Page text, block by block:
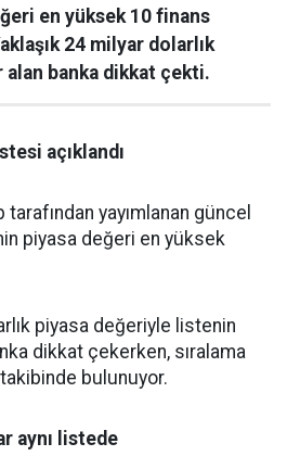
en yüksek 10 finans
24 milyar dolarlık
banka dikkat çekti.
açıklandı
yayımlanan güncel
piyasa değeri en yüksek
piyasa değeriyle listenin
dikkat çekerken, sıralama
takibinde bulunuyor.
aynı listede